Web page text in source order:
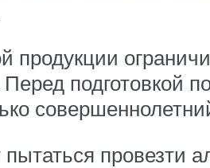
продукции
подготовкой
провезти